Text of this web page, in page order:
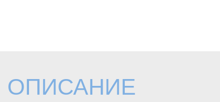
ОПИСАНИЕ